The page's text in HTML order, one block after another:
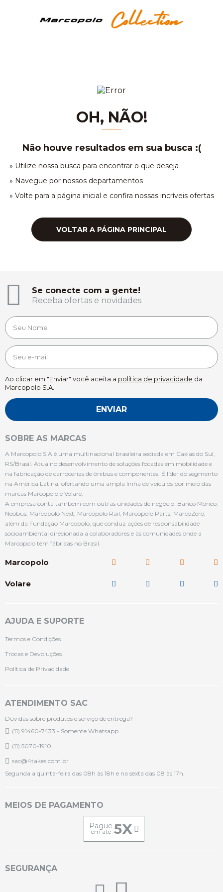
OH, NÃO!
Não houve resultados em sua busca :(
» Utilize nossa busca para encontrar o que deseja
» Navegue por nossos departamentos
» Volte para a página inicial e confira nossas incríveis ofertas
VOLTAR A PÁGINA PRINCIPAL
Se conecte com a gente!
Receba ofertas e novidades
Ao clicar em "Enviar" você aceita a política de privacidade da
Marcopolo S.A.
ENVIAR
SOBRE AS MARCAS
A Marcopolo S.A é uma multinacional brasileira sediada em Caxias do Sul,
RS/Brasil. Atua no desenvolvimento de soluções focadas em mobilidade e
na fabricação de carrocerias de ônibus e componentes. É líder do segmento
na América Latina, ofertando uma ampla linha de veículos por meio das
marcas Marcopolo e Volare.
A empresa conta também com outras unidades de negócio: Banco Moneo,
Neobus, Marcopolo Next, Marcopolo Rail, Marcopolo Parts, MarcoZero,
além da Fundação Marcopolo, que conduz ações de responsabilidade
socioambiental direcionada a colaboradores e às comunidades onde a
Marcopolo tem fábricas no Brasil.
Marcopolo
Volare
AJUDA E SUPORTE
Termos e Condições
Trocas e Devoluções
Política de Privacidade
ATENDIMENTO SAC
Dúvidas sobre produtos e serviço de entrega?
(11) 91460-7433 - Somente Whatsapp
(11) 5070-1910
sac@4takes.com.br
Segunda a quinta-feira das 08h às 18h e na sexta das 08 às 17h.
MEIOS DE PAGAMENTO
Pague
em até 5X
SEGURANÇA